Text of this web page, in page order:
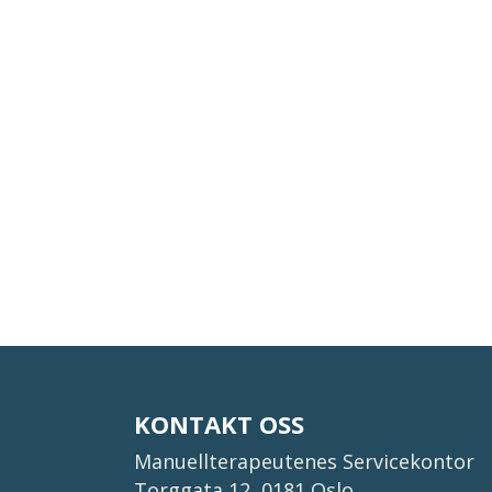
KONTAKT OSS
Manuellterapeutenes Servicekontor